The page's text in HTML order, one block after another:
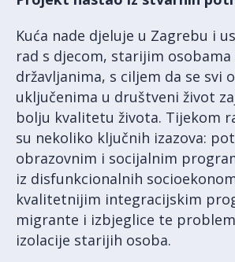
Kuća nade djeluje u Zagrebu i
rad s djecom, starijim
državljanima, s ciljem da se svi
uključenima u društveni život
bolju kvalitetu života. Tijekom
su nekoliko ključnih izazova:
obrazovnim i socijalnim
iz disfunkcionalnih
kvalitetnijim integracijskim
migrante i izbjeglice te
izolacije starijih osoba.